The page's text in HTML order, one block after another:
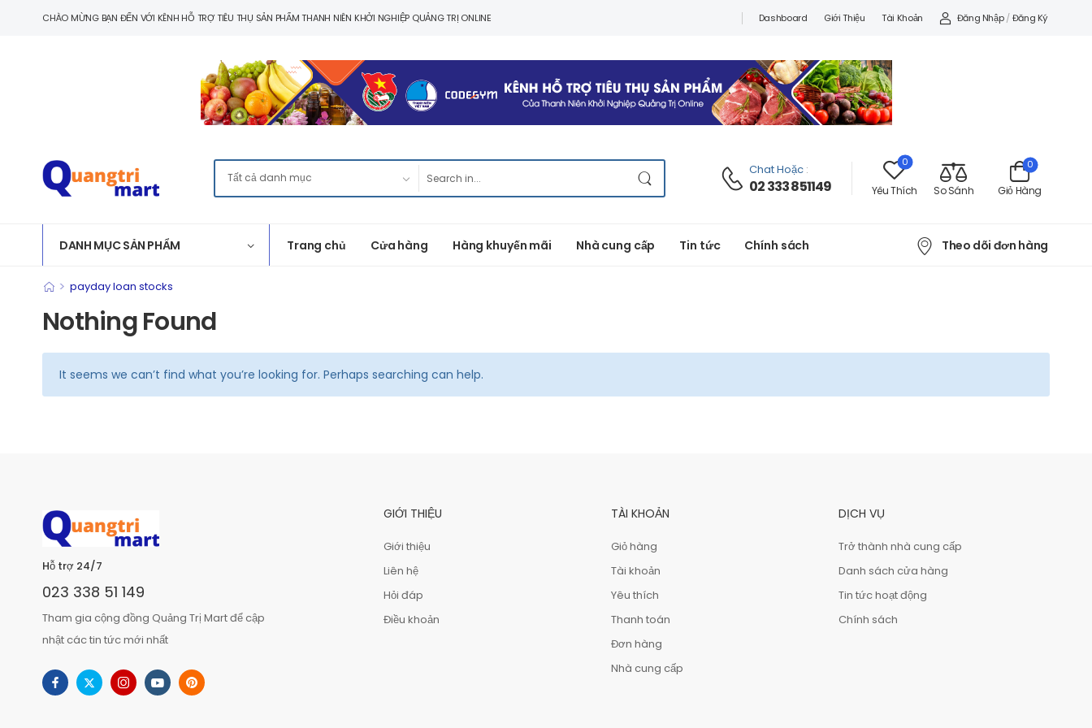
CHÀO MỪNG BẠN ĐẾN VỚI KÊNH HỖ TRỢ TIÊU THỤ SẢN PHẨM THANH NIÊN KHỞI NGHIỆP QUẢNG TRỊ ONLINE Dashboard Giới Thiệu Tài Khoản Đăng Nhập / Đăng Ký
Chat Hoặc :
02 333 851149
0
Yêu Thích So Sánh Giỏ Hàng
0
DANH MỤC SẢN PHẨM Trang chủ Cửa hàng Hàng khuyến mãi Nhà cung cấp Tin tức Chính sách Theo dõi đơn hàng
> payday loan stocks
Nothing Found
It seems we can’t find what you’re looking for. Perhaps searching can help.
Hỗ trợ 24/7
023 338 51 149
Tham gia cộng đồng Quảng Trị Mart để cập
nhật các tin tức mới nhất
GIỚI THIỆU
Giới thiệu
Liên hệ
Hỏi đáp
Điều khoản
TÀI KHOẢN
Giỏ hàng
Tài khoản
Yêu thích
Thanh toán
Đơn hàng
Nhà cung cấp
DỊCH VỤ
Trở thành nhà cung cấp
Danh sách cửa hàng
Tin tức hoạt động
Chính sách